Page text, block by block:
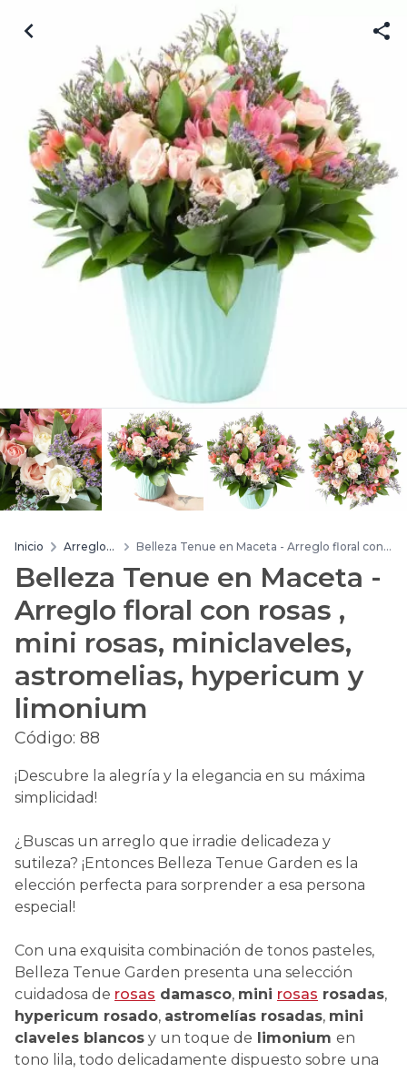
Inicio
Arreglos
Belleza Tenue en Maceta - Arreglo floral con
hypericum y limonium
Belleza Tenue en Maceta -
Arreglo floral con rosas ,
mini rosas, miniclaveles,
astromelias, hypericum y
limonium
Código: 88
¡Descubre la alegría y la elegancia en su máxima
simplicidad!
¿Buscas un arreglo que irradie delicadeza y
sutileza? ¡Entonces Belleza Tenue Garden es la
elección perfecta para sorprender a esa persona
especial!
Con una exquisita combinación de tonos pasteles,
Belleza Tenue Garden presenta una selección
cuidadosa de rosas damasco, mini rosas rosadas,
hypericum rosado, astromelías rosadas, mini
claveles blancos y un toque de limonium en
tono lila, todo delicadamente dispuesto sobre una